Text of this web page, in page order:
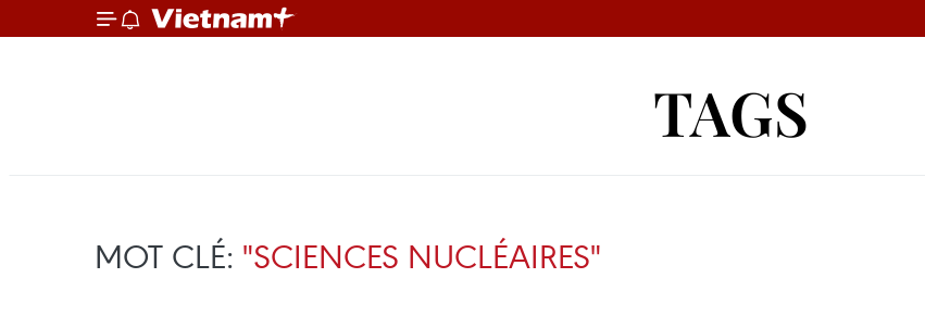
TAGS
MOT CLÉ: "SCIENCES NUCLÉAIRES"